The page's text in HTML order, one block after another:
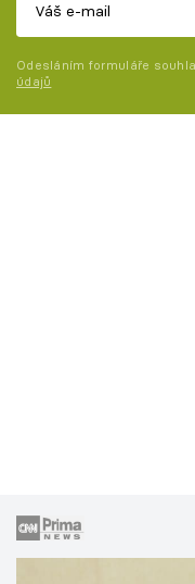
Odesláním formuláře
údajů